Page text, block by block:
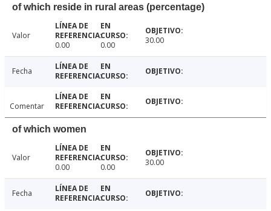
of which reside in rural areas (percentage)
Valor
0.00
0.00 30.00
Fecha
Comentar
of which women
Valor
0.00
0.00 30.00
Fecha